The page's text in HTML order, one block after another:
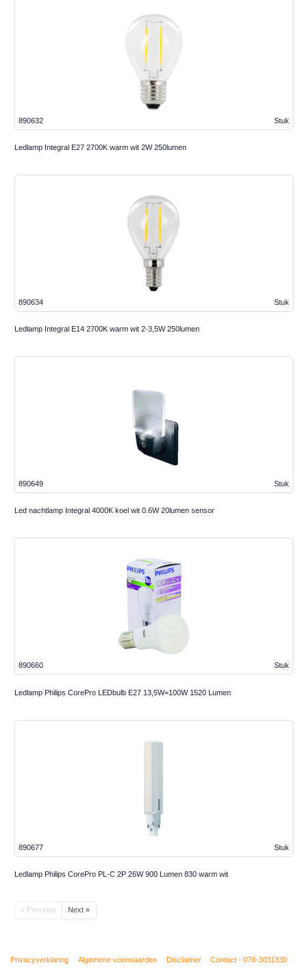
Stuk
890632
Ledlamp Integral E27 2700K warm wit 2W 250lumen
Stuk
890634
Ledlamp Integral E14 2700K warm wit 2-3,5W 250lumen
Stuk
890649
Led nachtlamp Integral 4000K koel wit 0.6W 20lumen sensor
Stuk
890660
Ledlamp Philips CorePro LEDbulb E27 13,5W=100W 1520 Lumen
Stuk
890677
Ledlamp Philips CorePro PL-C 2P 26W 900 Lumen 830 warm wit
« Previous Next »
Privacyverklaring Algemene voorwaarden Disclaimer Contact - 078-3031330